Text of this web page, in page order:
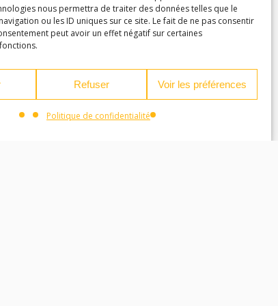
nous permettra de traiter des données telles que le
ou les ID uniques sur ce site. Le fait de ne pas consentir
peut avoir un effet négatif sur certaines
Refuser Voir les préférences
Politique de confidentialité